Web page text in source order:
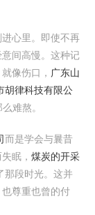
心里。即使不再
间高慢。这种记
像伤口， 广东山
胡律科技有限公
难熬。
而是学会与曩昔
眠， 煤炭的开采
那段时光。这并
尊重也曾的付